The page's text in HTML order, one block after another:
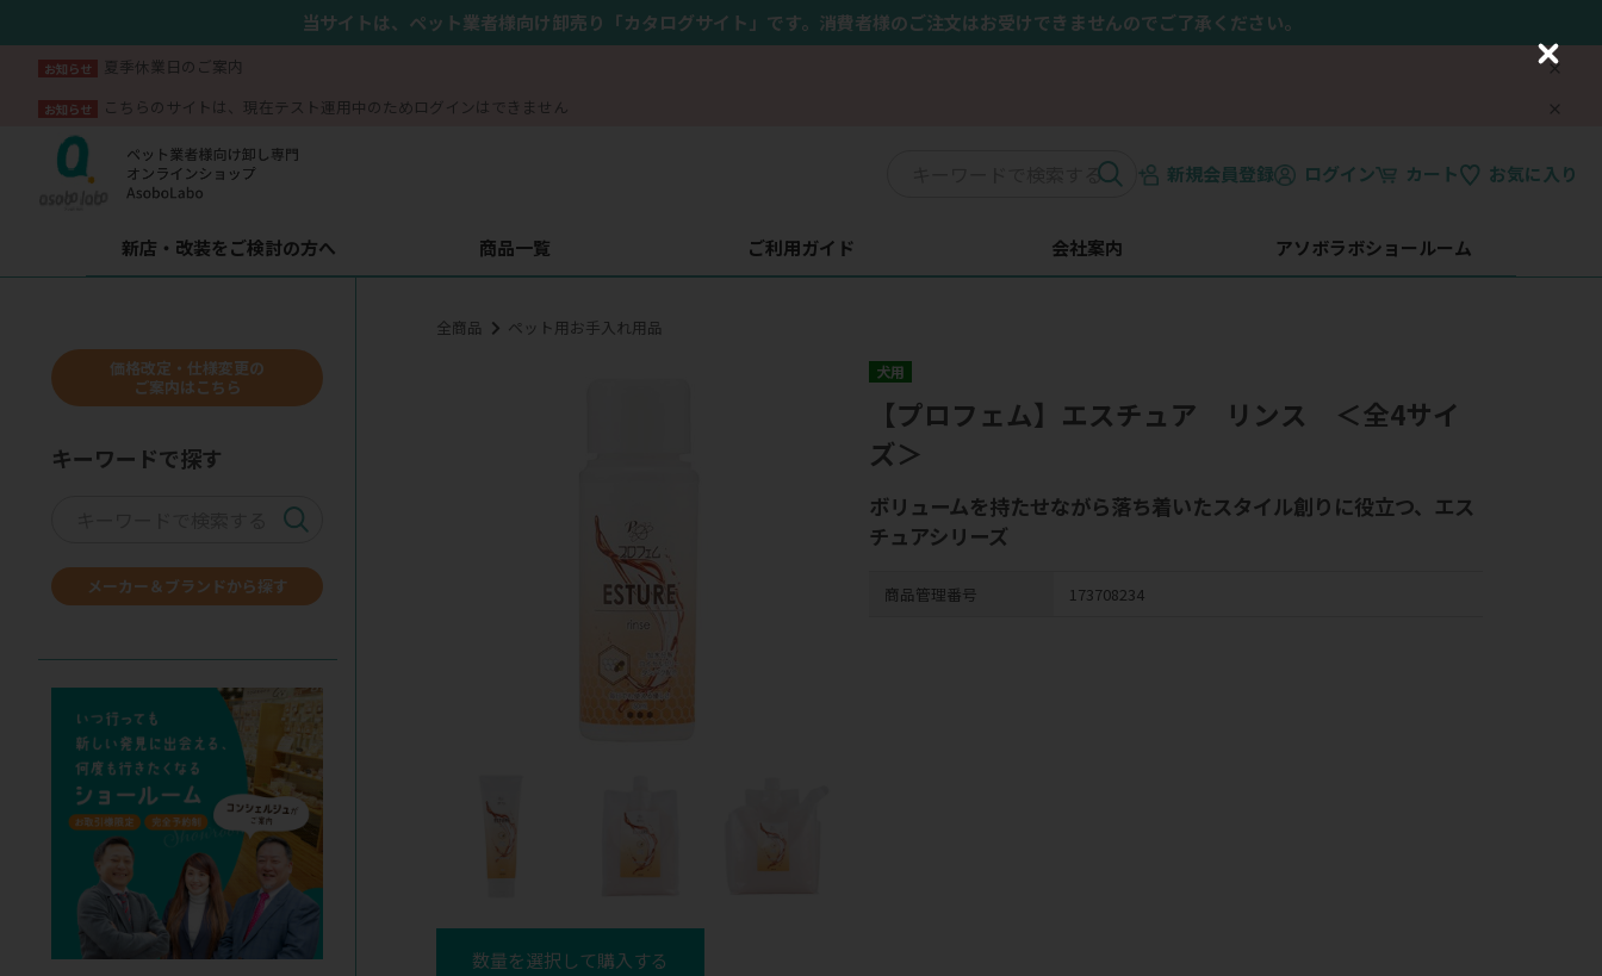
当サイトは、ペット業者様向け卸売り「カタログサイト」です。消費者様のご注文はお受けできませんのでご了承ください。
お知らせ 夏季休業日のご案内
お知らせ こちらのサイトは、現在テスト運用中のためログインはできません
新規会員登録 ログイン カート お気に入り
新店・改装をご検討の方へ 商品一覧 ご利用ガイド 会社案内 アソボラボショールーム
全商品 ペット用お手入れ用品
犬用
【プロフェム】エスチュア リンス ＜全4サイ
ズ＞
ボリュームを持たせながら落ち着いたスタイル創りに役立つ、エス
チュアシリーズ
商品管理番号 173708234
数量を選択して購入する
価格改定・仕様変更の
ご案内はこちら
キーワードで探す
メーカー＆ブランドから探す
C
o